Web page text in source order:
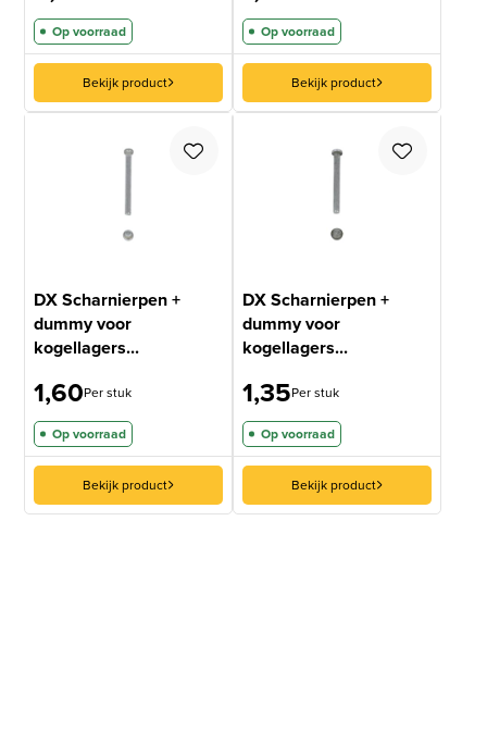
Op voorraad
Bekijk product
Op voorraad
Bekijk product
DX Scharnierpen +
dummy voor
kogellagers...
1,60Per stuk
Op voorraad
Bekijk product
DX Scharnierpen +
dummy voor
kogellagers...
1,35Per stuk
Op voorraad
Bekijk product